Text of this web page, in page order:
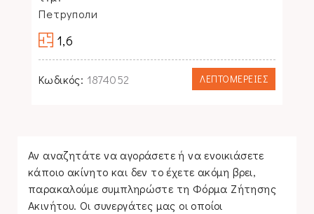
Петруполи
1,6
Κωδικός: 1874052 ΛΕΠΤΟΜΕΡΕΙΕΣ
Αν αναζητάτε να αγοράσετε ή να ενοικιάσετε
κάποιο ακίνητο και δεν το έχετε ακόμη βρει,
παρακαλούμε συμπληρώστε τη Φόρμα Ζήτησης
Ακινήτου. Οι συνεργάτες μας οι οποίοι